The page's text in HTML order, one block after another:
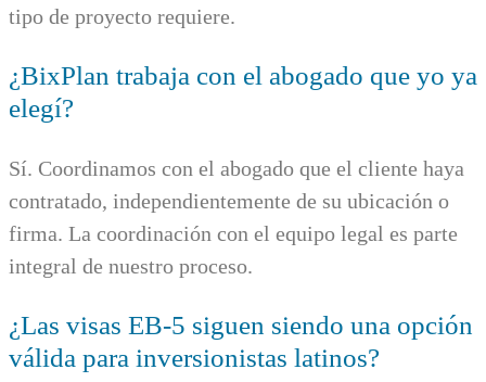
tipo de proyecto requiere.
¿BixPlan trabaja con el abogado que yo ya
elegí?
Sí. Coordinamos con el abogado que el cliente haya
contratado, independientemente de su ubicación o
firma. La coordinación con el equipo legal es parte
integral de nuestro proceso.
¿Las visas EB-5 siguen siendo una opción
válida para inversionistas latinos?